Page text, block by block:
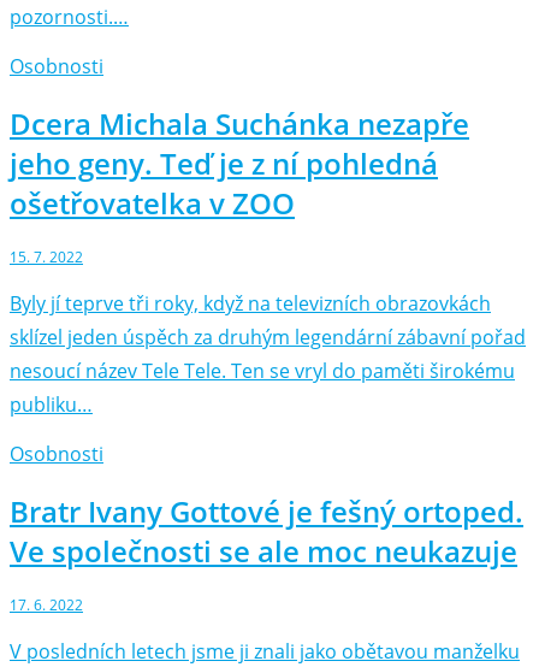
pozornosti.…
Osobnosti
Dcera Michala Suchánka nezapře
jeho geny. Teď je z ní pohledná
ošetřovatelka v ZOO
15. 7. 2022
Byly jí teprve tři roky, když na televizních obrazovkách
sklízel jeden úspěch za druhým legendární zábavní pořad
nesoucí název Tele Tele. Ten se vryl do paměti širokému
publiku…
Osobnosti
Bratr Ivany Gottové je fešný ortoped.
Ve společnosti se ale moc neukazuje
17. 6. 2022
V posledních letech jsme ji znali jako obětavou manželku